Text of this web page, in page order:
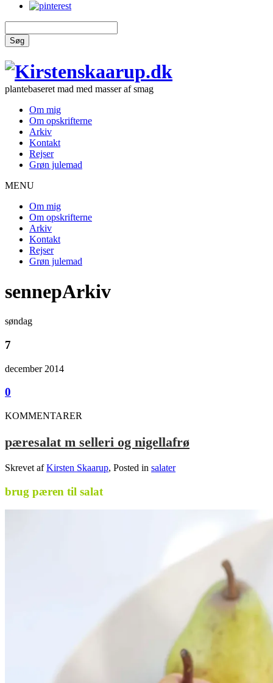
Søg
plantebaseret mad med masser af smag
Om mig
Om opskrifterne
Arkiv
Kontakt
Rejser
Grøn julemad
MENU
Om mig
Om opskrifterne
Arkiv
Kontakt
Rejser
Grøn julemad
sennepArkiv
søndag
7
december 2014
0
KOMMENTARER
pæresalat m selleri og nigellafrø
Skrevet afKirsten Skaarup, Posted in salater
brug pæren til salat